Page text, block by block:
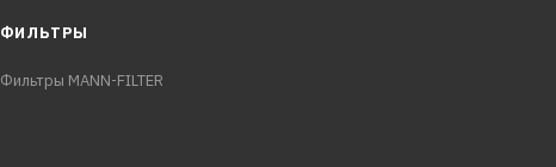
ФИЛЬТРЫ
Фильтры MANN-FILTER